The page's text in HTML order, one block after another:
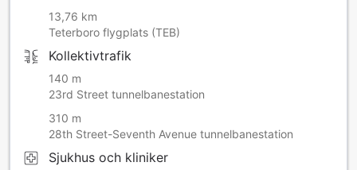
lokalt gym; 2 flaskor premiumvatten dagligen.
Daglig obligatorisk destinationsavgift inkluderar: Premium-
wifi; daglig mat- och dryckeskredit på 10 USD att använda
i restaurangen och kaffebaren; dagligt val mellan lokal
meditationssession eller 45-minuters Rumble-pass på ett
lokalt gym; 2 flaskor premiumvatten dagligen.
Daglig obligatorisk destinationsavgift inkluderar: premium-
wifi; daglig mat- och dryckeskredit på 10 USD att använda
i restaurangen och kaffebaren; dagligen val mellan lokal
meditationssession eller 45 minuters Rumble-pass på ett
13,76 km
Teterboro flygplats (TEB)
Kollektivtrafik
140 m
23rd Street tunnelbanestation
310 m
28th Street-Seventh Avenue tunnelbanestation
Sjukhus och kliniker